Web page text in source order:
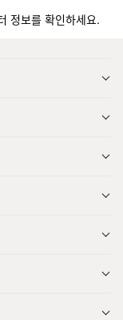
정보를 확인하세요.